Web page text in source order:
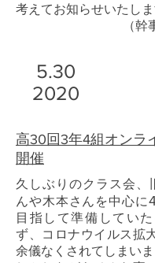
考えてお知らせいたしま
（幹
5.30
2020
高30回3年4組オンラ
開催
久しぶりのクラス会、
んや木本さんを中心に
目指して準備してい
ず、コロナウイルス拡
余儀なくされてしまいま